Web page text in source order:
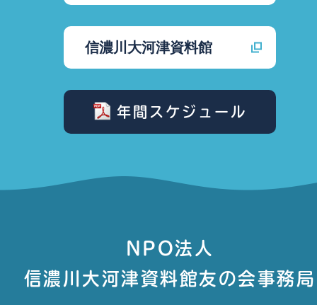
信濃川大河津資料館
年間スケジュール
NPO法人
信濃川大河津資料館友の会事務局